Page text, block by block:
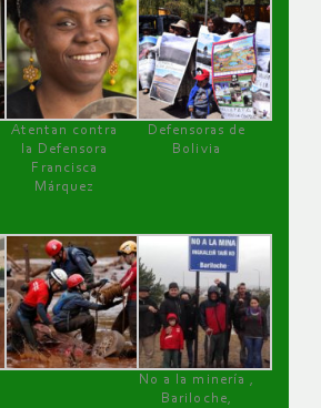
Atentan contra
la Defensora
Francisca
Márquez
Defensoras de
Bolivia
No a la minería ,
Bariloche,